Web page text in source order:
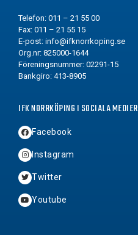
Telefon: 011 – 21 55 00
Fax: 011 – 21 55 15
E-post: info@ifknorrkoping.se
Org.nr: 825000-1644
Föreningsnummer: 02291-15
Bankgiro: 413-8905
IFK NORRKÖPING I SOCIALA MEDIER
Facebook
Instagram
Twitter
Youtube